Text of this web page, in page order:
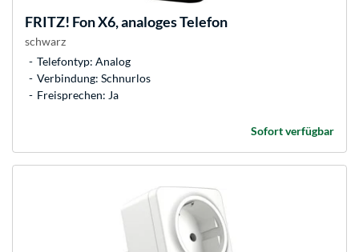
FRITZ! Fon X6, analoges Telefon
schwarz
Telefontyp: Analog
Verbindung: Schnurlos
Freisprechen: Ja
Sofort verfügbar